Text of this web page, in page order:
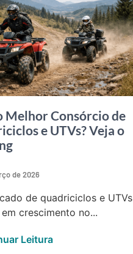
Melhor Consórcio de
e UTVs? Veja o
de 2026
de quadriciclos e UTVs
crescimento no...
Leitura